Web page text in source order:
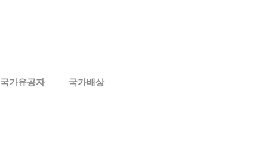
국가유공자 국가배상